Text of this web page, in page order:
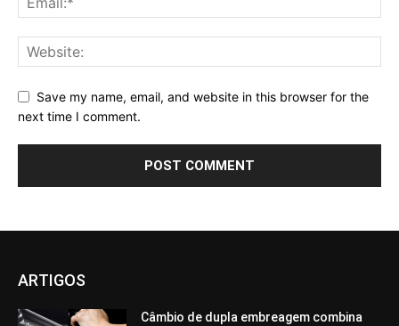
Save my name, email, and website in this browser for the
next time I comment.
ARTIGOS
Câmbio de dupla embreagem combina